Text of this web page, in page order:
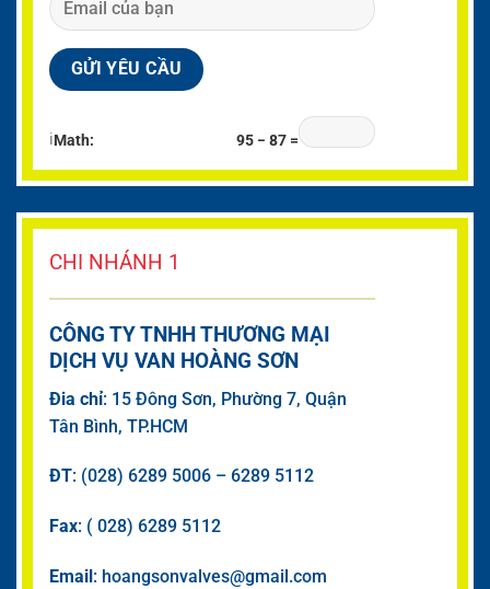
ℹMath: 95 − 87 =
CHI NHÁNH 1
CÔNG TY TNHH THƯƠNG MẠI
DỊCH VỤ VAN HOÀNG SƠN
Đia chỉ: 15 Đông Sơn, Phường 7, Quận
Tân Bình, TP.HCM
ĐT: (028) 6289 5006 – 6289 5112
Fax: ( 028) 6289 5112
Email: hoangsonvalves@gmail.com